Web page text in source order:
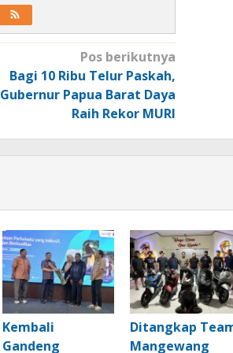
Pos berikutnya
Bagi 10 Ribu Telur Paskah,
Gubernur Papua Barat Daya
Raih Rekor MURI
Kembali
Gandeng
Ditangkap
Mangewang